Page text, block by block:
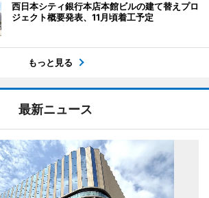
西日本シティ銀行本店本館ビルの建て替えプロ
ジェクト概要発表、11月頃着工予定
もっと見る
最新ニュース